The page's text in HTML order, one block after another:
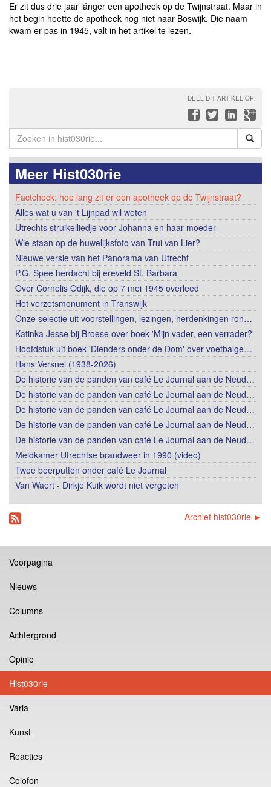
Er zit dus drie jaar lánger een apotheek op de Twijnstraat. Maar in
het begin heette de apotheek nog niet naar Boswijk. Die naam
kwam er pas in 1945, valt in het artikel te lezen.
DEEL DIT ARTIKEL OP:
Meer Hist030rie
Factcheck: hoe lang zit er een apotheek op de Twijnstraat?
Alles wat u van 't Lijnpad wil weten
Utrechts struikelliedje voor Johanna en haar moeder
Wie staan op de huwelijksfoto van Trui van Lier?
Nieuwe versie van het Panorama van Utrecht
P.G. Spee herdacht bij ereveld St. Barbara
Over Cornelis Odijk, die op 7 mei 1945 overleed
Het verzetsmonument in Transwijk
Onze selectie uit voorstellingen, lezingen, herdenkingen ron…
Katinka Jesse bij Broese over boek 'Mijn vader, een verrader?'
Hoofdstuk uit boek 'Dienders onder de Dom' over voetbalge…
Hans Versnel (1938-2026)
De historie van de panden van café Le Journal aan de Neud…
De historie van de panden van café Le Journal aan de Neud…
De historie van de panden van café Le Journal aan de Neud…
De historie van de panden van café Le Journal aan de Neud…
De historie van de panden van café Le Journal aan de Neud…
Meldkamer Utrechtse brandweer in 1990 (video)
Twee beerputten onder café Le Journal
Van Waert - Dirkje Kuik wordt niet vergeten
Archief hist030rie ►
Voorpagina
Nieuws
Columns
Achtergrond
Opinie
Hist030rie
Varia
Kunst
Reacties
Colofon